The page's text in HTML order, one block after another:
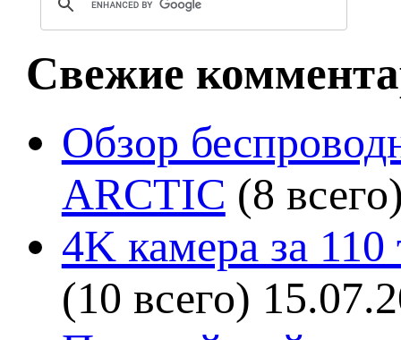
Свежие
Обзор
ARCTIC (8
4K камера за
(10 всего)